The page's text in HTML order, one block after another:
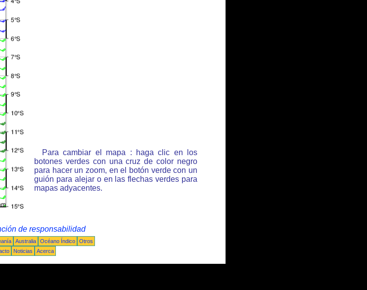
Para cambiar el mapa : haga clic en los
botones verdes con una cruz de color negro
para hacer un zoom, en el botón verde con un
guión para alejar o en las flechas verdes para
mapas adyacentes.
de responsabilidad
Australia Océano Índico
Otros
Noticias Acerca